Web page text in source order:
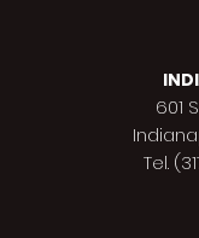
601
Tel.